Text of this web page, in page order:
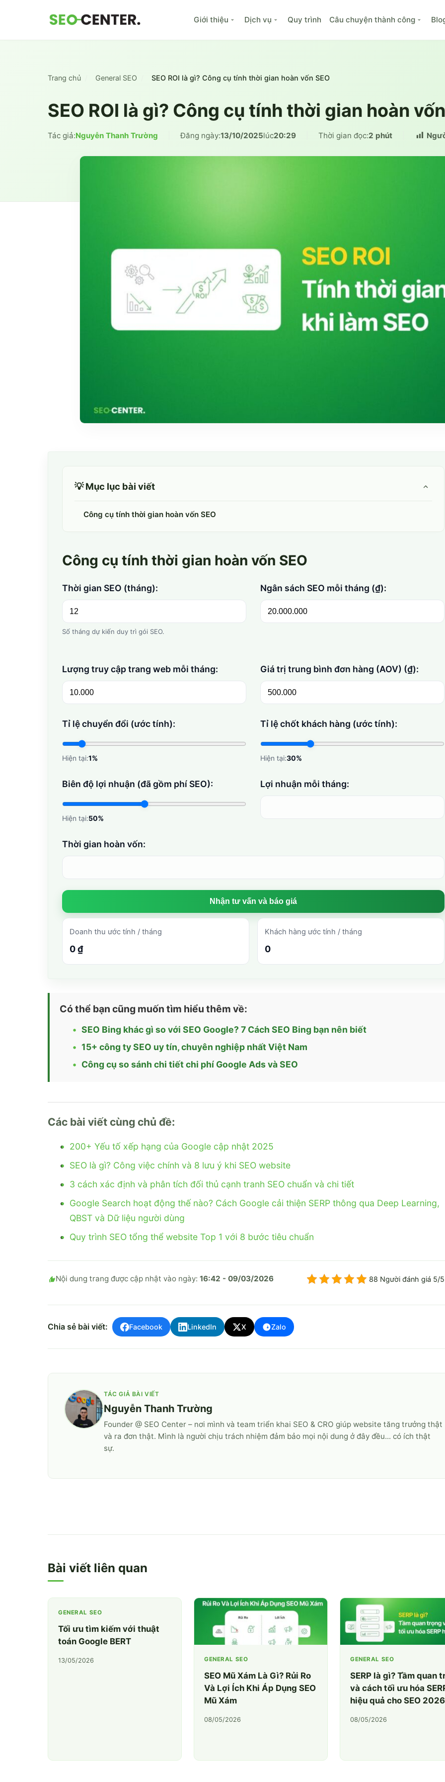
Giới thiệu Dịch vụ Quy trình Câu chuyện thành công
Trang chủ General SEO SEO ROI là gì? Công cụ tính thời gian hoàn vốn SEO
SEO ROI là gì? Công cụ tính thời gian hoàn
Tác giả:Nguyễn Thanh Trường Đăng ngày:13/10/2025lúc20:29 Thời gian đọc:2 phút
💡 Mục lục bài viết
Công cụ tính thời gian hoàn vốn SEO
Công cụ tính thời gian hoàn vốn SEO
Thời gian SEO (tháng):
Số tháng dự kiến duy trì gói SEO.
Ngân sách SEO mỗi tháng (₫):
Lượng truy cập trang web mỗi tháng: Giá trị trung bình đơn hàng (AOV) (₫):
Tỉ lệ chuyển đổi (ước tính):
Hiện tại:1%
Tỉ lệ chốt khách hàng (ước tính):
Hiện tại:30%
Biên độ lợi nhuận (đã gồm phí SEO):
Hiện tại:50%
Lợi nhuận mỗi tháng:
Thời gian hoàn vốn:
Nhận tư vấn và báo giá
Doanh thu ước tính / tháng
0 ₫
Khách hàng ước tính / tháng
0
Có thể bạn cũng muốn tìm hiểu thêm về:
SEO Bing khác gì so với SEO Google? 7 Cách SEO Bing bạn nên biết
15+ công ty SEO uy tín, chuyên nghiệp nhất Việt Nam
Công cụ so sánh chi tiết chi phí Google Ads và SEO
Các bài viết cùng chủ đề:
200+ Yếu tố xếp hạng của Google cập nhật 2025
SEO là gì? Công việc chính và 8 lưu ý khi SEO website
3 cách xác định và phân tích đối thủ cạnh tranh SEO chuẩn và chi tiết
Google Search hoạt động thế nào? Cách Google cải thiện SERP thông qua Deep Learning,
QBST và Dữ liệu người dùng
Quy trình SEO tổng thể website Top 1 với 8 bước tiêu chuẩn
Nội dung trang được cập nhật vào ngày: 16:42 - 09/03/2026 88 Người đánh giá 5/
Chia sẻ bài viết: Facebook LinkedIn X Zalo
TÁC GIẢ BÀI VIẾT
Nguyễn Thanh Trường
Founder @ SEO Center – nơi mình và team triển khai SEO & CRO giúp website tăng trưởng thật
và ra đơn thật. Mình là người chịu trách nhiệm đảm bảo mọi nội dung ở đây đều... có ích thật
sự.
Bài viết liên quan
GENERAL SEO
Tối ưu tìm kiếm với thuật
toán Google BERT
13/05/2026 GENERAL SEO
SEO Mũ Xám Là Gì? Rủi Ro
Và Lợi Ích Khi Áp Dụng SEO
Mũ Xám
08/05/2026
GENERAL SEO
SERP là gì? Tầm quan
và cách tối ưu hóa
hiệu quả cho SEO 2026
08/05/2026